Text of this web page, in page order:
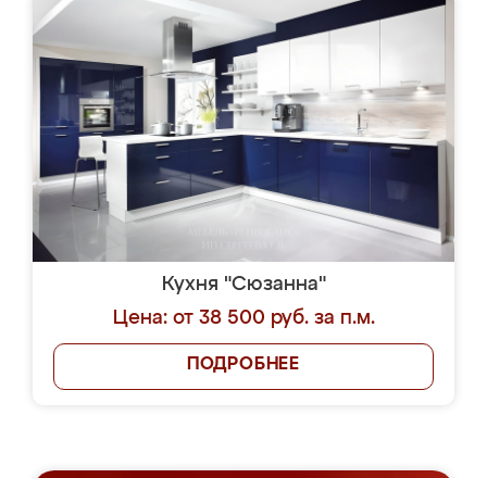
Кухня "Сюзанна"
Цена: от 38 500 руб. за п.м.
ПОДРОБНЕЕ